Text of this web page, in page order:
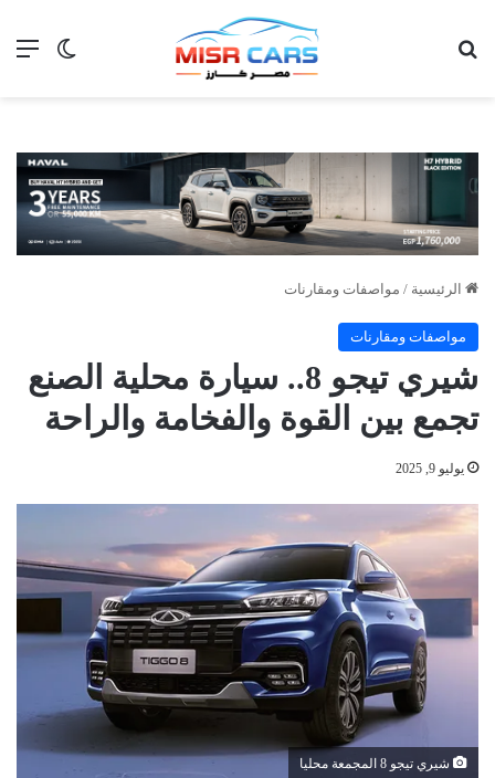
الوضع
الرئيسية / مواصفات ومقارنات
مواصفات ومقارنات
شيري تيجو 8.. سيارة محلية الصنع
تجمع بين القوة والفخامة والراحة
يوليو 9, 2025
شيري تيجو 8 المجمعة محليا